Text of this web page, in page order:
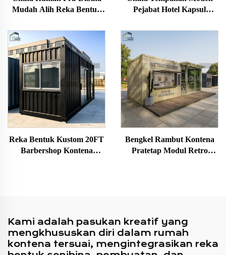
Mudah Alih Reka Bentuk
Angkasa Pintar Glamping
Rumah Tidur dengan Bilik
Mandi & Dapur
Pejabat Hotel Kapsul
Binaan Versatil Untuk
Pelancongan Budaya
Reka Bentuk Kustom 20FT
Barbershop Kontena
Bengkel Rambut Kontena
Pratetap Modul Retro
Kami adalah pasukan kreatif yang
mengkhususkan diri dalam rumah
kontena tersuai, mengintegrasikan reka